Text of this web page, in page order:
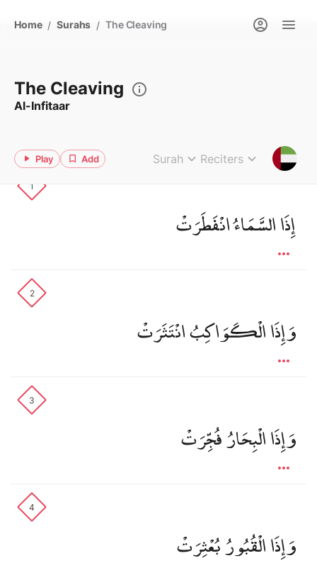
Home / Surahs / The Cleaving
The Cleaving
Al-Infitaar
Play Add Surah Reciters
1
إِذَا السَّمَاءُ انْفَطَرَتْ
2
وَإِذَا الْكَوَاكِبُ انْتَثَرَتْ
3
وَإِذَا الْبِحَارُ فُجِّرَتْ
4
وَإِذَا الْقُبُورُ بُعْثِرَتْ